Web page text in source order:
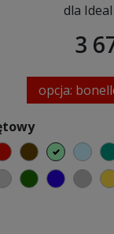
dla
3
opcja:
czerwonyczekoladowy
miętowy
szary
jasnoszary
butelkowa
ciemno